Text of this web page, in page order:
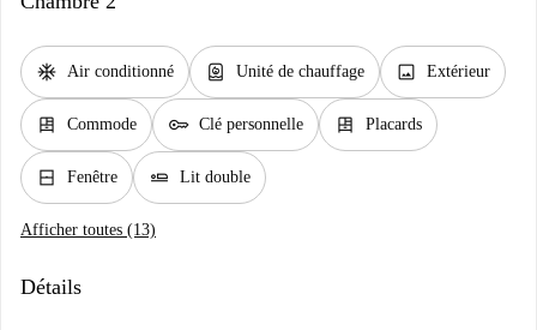
ac_unit Air conditionné water_heater Unité de chauffage image Extérieur
dresser Commode key Clé personnelle dresser Placards
window_closed Fenêtre airline_seat_flat Lit double
Afficher toutes (13)
Détails